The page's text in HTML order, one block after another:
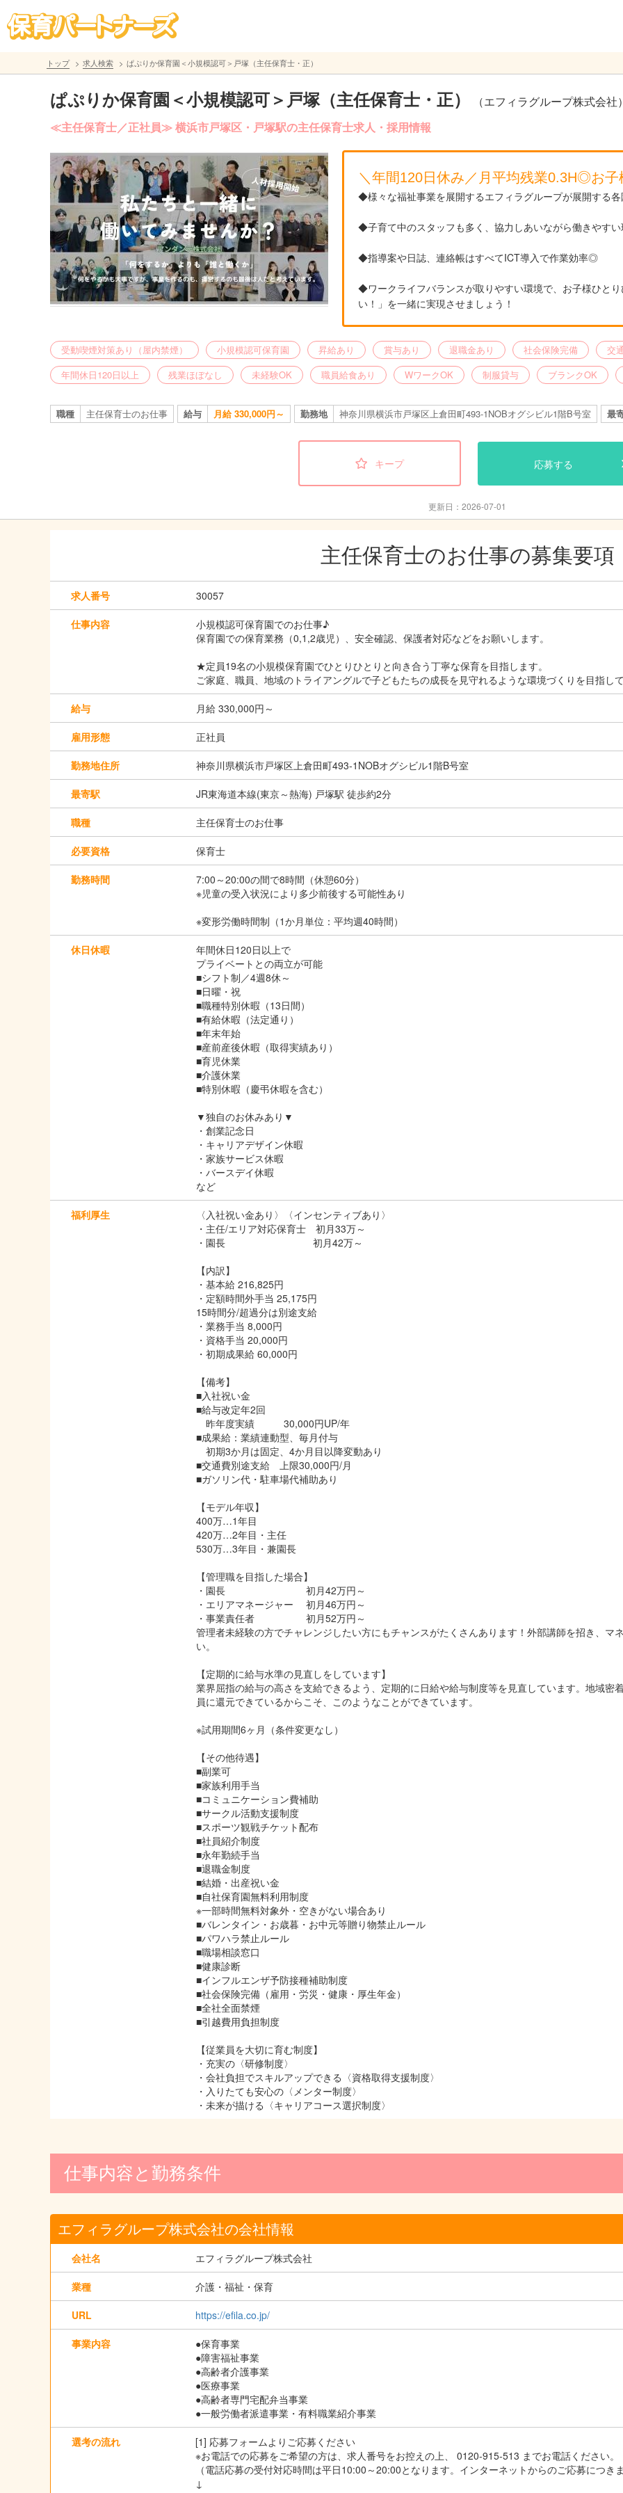
トップ 求人検索 ぱぷりか保育園＜小規模認可＞戸塚（主任保育士・正）
ぱぷりか保育園＜小規模認可＞戸塚（主任保育士・正） （エフィラグループ株式会社）
≪主任保育士／正社員≫ 横浜市戸塚区・戸塚駅の主任保育士求人・採用情報
＼年間120日休み／月平均残業0.3H◎お子
◆様々な福祉事業を展開するエフィラグループが展開する各
◆子育て中のスタッフも多く、協力しあいながら働きやすい
◆指導案や日誌、連絡帳はすべてICT導入で作業効率◎
◆ワークライフバランスが取りやすい環境で、お子様ひと
い！」を一緒に実現させましょう！
受動喫煙対策あり（屋内禁煙） 小規模認可保育園 昇給あり 賞与あり 退職金あり 社会保険完備 交
年間休日120日以上
残業ほぼなし 未経験OK 職員給食あり WワークOK 制服貸与 ブランクOK
職種 主任保育士のお仕事 給与 月給 330,000円～ 勤務地 神奈川県横浜市戸塚区上倉田町493-1NOBオグシビル1階B号室 最
キープ 応募する
更新日：2026-07-01
主任保育士のお仕事の募集要項
求人番号 30057
仕事内容
小規模認可保育園でのお仕事♪
保育園での保育業務（0,1,2歳児）、安全確認、保護者対応などをお願いします。
★定員19名の小規模保育園でひとりひとりと向き合う丁寧な保育を目指します。
ご家庭、職員、地域のトライアングルで子どもたちの成長を見守れるような環境づくりを目指して
給与 月給 330,000円～
雇用形態 正社員
勤務地住所 神奈川県横浜市戸塚区上倉田町493-1NOBオグシビル1階B号室
最寄駅 JR東海道本線(東京～熱海) 戸塚駅 徒歩約2分
職種 主任保育士のお仕事
必要資格 保育士
勤務時間
7:00～20:00の間で8時間（休憩60分）
※児童の受入状況により多少前後する可能性あり
※変形労働時間制（1か月単位：平均週40時間）
休日休暇
年間休日120日以上で
プライベートとの両立が可能
■シフト制／4週8休～
■日曜・祝
■職種特別休暇（13日間）
■有給休暇（法定通り）
■年末年始
■産前産後休暇（取得実績あり）
■育児休業
■介護休業
■特別休暇（慶弔休暇を含む）
▼独自のお休みあり▼
・創業記念日
・キャリアデザイン休暇
・家族サービス休暇
・バースデイ休暇
など
福利厚生
〈入社祝い金あり〉〈インセンティブあり〉
・主任/エリア対応保育士 初月33万～
・園長 初月42万～
【内訳】
・基本給 216,825円
・定額時間外手当 25,175円
15時間分/超過分は別途支給
・業務手当 8,000円
・資格手当 20,000円
・初期成果給 60,000円
【備考】
■入社祝い金
■給与改定年2回
昨年度実績 30,000円UP/年
■成果給：業績連動型、毎月付与
初期3か月は固定、4か月目以降変動あり
■交通費別途支給 上限30,000円/月
■ガソリン代・駐車場代補助あり
【モデル年収】
400万…1年目
420万…2年目・主任
530万…3年目・兼園長
【管理職を目指した場合】
・園長 初月42万円～
・エリアマネージャー 初月46万円～
・事業責任者 初月52万円～
管理者未経験の方でチャレンジしたい方にもチャンスがたくさんあります！外部講師を招き、マ
い。
【定期的に給与水準の見直しをしています】
業界屈指の給与の高さを支給できるよう、定期的に日給や給与制度等を見直しています。地域
員に還元できているからこそ、このようなことができています。
※試用期間6ヶ月（条件変更なし）
【その他待遇】
■副業可
■家族利用手当
■コミュニケーション費補助
■サークル活動支援制度
■スポーツ観戦チケット配布
■社員紹介制度
■永年勤続手当
■退職金制度
■結婚・出産祝い金
■自社保育園無料利用制度
※一部時間無料対象外・空きがない場合あり
■バレンタイン・お歳暮・お中元等贈り物禁止ルール
■パワハラ禁止ルール
■職場相談窓口
■健康診断
■インフルエンザ予防接種補助制度
■社会保険完備（雇用・労災・健康・厚生年金）
■全社全面禁煙
■引越費用負担制度
【従業員を大切に育む制度】
・充実の〈研修制度〉
・会社負担でスキルアップできる〈資格取得支援制度〉
・入りたても安心の〈メンター制度〉
・未来が描ける〈キャリアコース選択制度〉
仕事内容と勤務条件
エフィラグループ株式会社の会社情報
会社名 エフィラグループ株式会社
業種 介護・福祉・保育
URL https://efila.co.jp/
事業内容
●保育事業
●障害福祉事業
●高齢者介護事業
●医療事業
●高齢者専門宅配弁当事業
●一般労働者派遣事業・有料職業紹介事業
選考の流れ
[1] 応募フォームよりご応募ください
※お電話での応募をご希望の方は、求人番号をお控えの上、 0120-915-513 までお電話ください。
（電話応募の受付対応時間は平日10:00～20:00となります。インターネットからのご応募につき
↓